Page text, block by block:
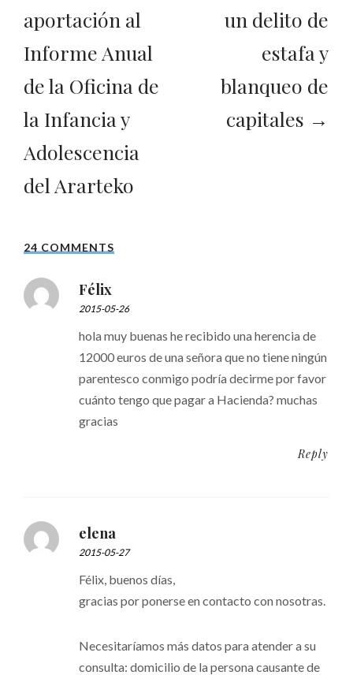
aportación al
Informe Anual
de la Oficina de
la Infancia y
Adolescencia
del Ararteko
un delito de
estafa y
blanqueo de
capitales →
24 COMMENTS
Félix
2015-05-26
hola muy buenas he recibido una herencia de
12000 euros de una señora que no tiene ningún
parentesco conmigo podría decirme por favor
cuánto tengo que pagar a Hacienda? muchas
gracias
Reply
elena
2015-05-27
Félix, buenos días,
gracias por ponerse en contacto con nosotras.
Necesitaríamos más datos para atender a su
consulta: domicilio de la persona causante de